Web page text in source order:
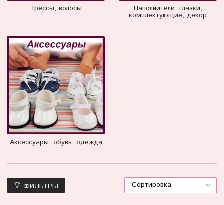
Трессы, волосы Наполнители, глазки,
комплектующие, декор
Аксессуары, обувь, одежда
ФИЛЬТРЫ